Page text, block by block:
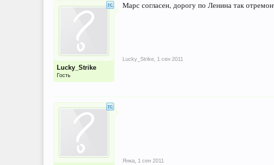
Lucky_Strike
Гость
Марс согласен, дорогу по Ленина так
Lucky_Strike 1 сен 2011
Янка 1 сен 2011